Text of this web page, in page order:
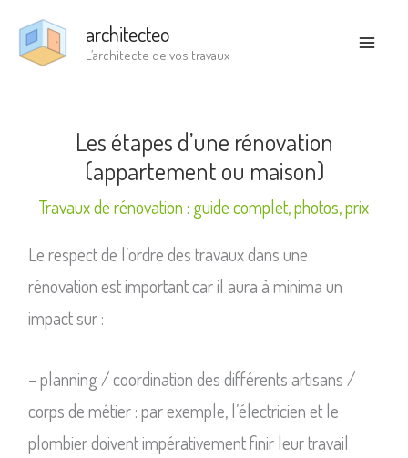
architecteo
L’architecte de vos travaux
Les étapes d’une rénovation
(appartement ou maison)
Travaux de rénovation : guide complet, photos, prix
Le respect de l’ordre des travaux dans une
rénovation est important car il aura à minima un
impact sur :
– planning / coordination des différents artisans /
corps de métier : par exemple, l’électricien et le
plombier doivent impérativement finir leur travail